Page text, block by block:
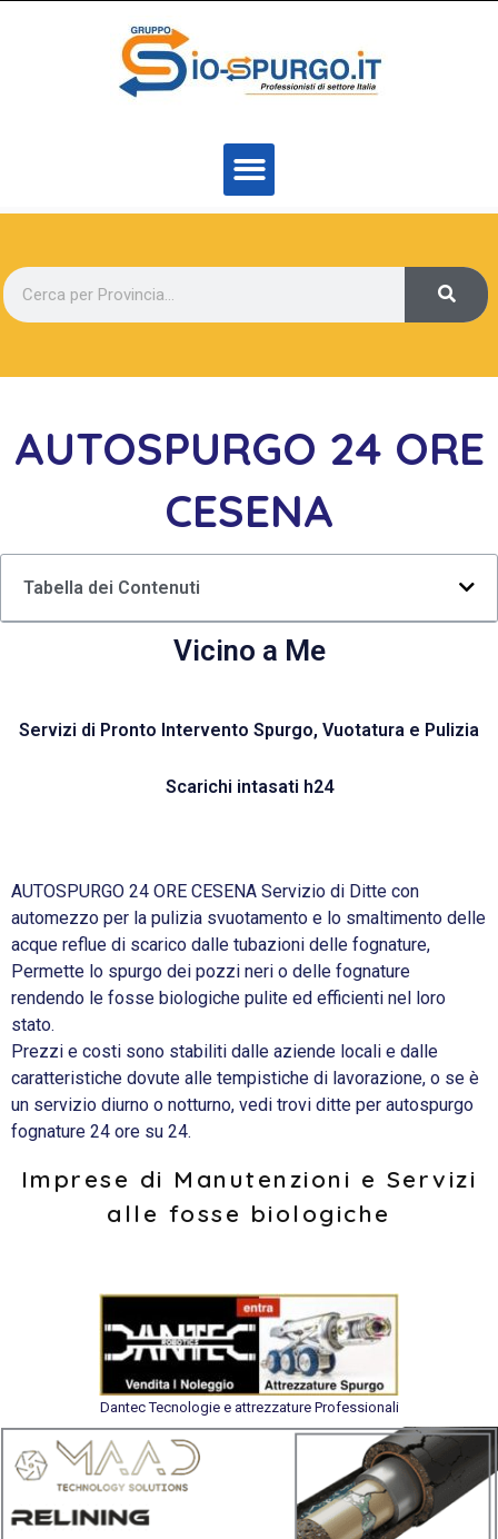
AUTOSPURGO 24 ORE
CESENA
Tabella dei Contenuti
Vicino a Me
Servizi di Pronto Intervento Spurgo, Vuotatura e Pulizia
Scarichi intasati h24
AUTOSPURGO 24 ORE CESENA Servizio di Ditte con
automezzo per la pulizia svuotamento e lo smaltimento delle
acque reflue di scarico dalle tubazioni delle fognature,
Permette lo spurgo dei pozzi neri o delle fognature
rendendo le fosse biologiche pulite ed efficienti nel loro
stato.
Prezzi e costi sono stabiliti dalle aziende locali e dalle
caratteristiche dovute alle tempistiche di lavorazione, o se è
un servizio diurno o notturno, vedi trovi ditte per autospurgo
fognature 24 ore su 24.
Imprese di Manutenzioni e Servizi
alle fosse biologiche
Dantec Tecnologie e attrezzature Professionali